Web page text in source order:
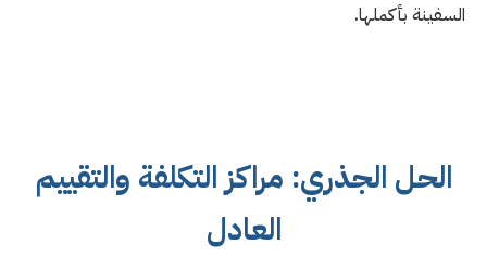
السفينة بأكملها.
الحل الجذري: مراكز التكلفة والتقييم
العادل